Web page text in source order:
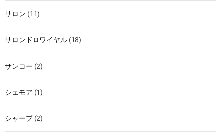
サロン (11)
サロンドロワイヤル (18)
サンコー (2)
シェモア (1)
シャープ(2)